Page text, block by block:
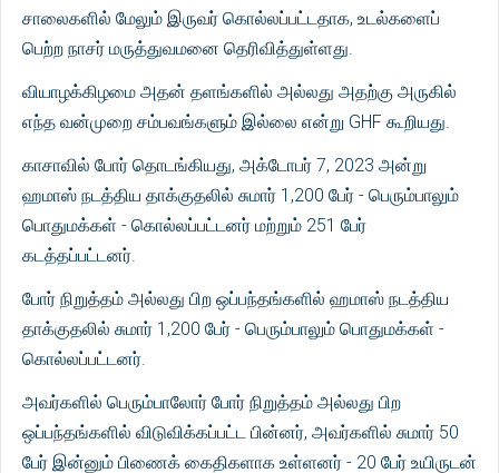
சாலைகளில் மேலும் இருவர் கொல்லப்பட்டதாக, உடல்களைப்
பெற்ற நாசர் மருத்துவமனை தெரிவித்துள்ளது.
வியாழக்கிழமை அதன் தளங்களில் அல்லது அதற்கு அருகில்
எந்த வன்முறை சம்பவங்களும் இல்லை என்று GHF கூறியது.
காசாவில் போர் தொடங்கியது, அக்டோபர் 7, 2023 அன்று
ஹமாஸ் நடத்திய தாக்குதலில் சுமார் 1,200 பேர் - பெரும்பாலும்
பொதுமக்கள் - கொல்லப்பட்டனர் மற்றும் 251 பேர்
கடத்தப்பட்டனர்.
போர் நிறுத்தம் அல்லது பிற ஒப்பந்தங்களில் ஹமாஸ் நடத்திய
தாக்குதலில் சுமார் 1,200 பேர் - பெரும்பாலும் பொதுமக்கள் -
கொல்லப்பட்டனர்.
அவர்களில் பெரும்பாலோர் போர் நிறுத்தம் அல்லது பிற
ஒப்பந்தங்களில் விடுவிக்கப்பட்ட பின்னர், அவர்களில் சுமார் 50
பேர் இன்னும் பிணைக் கைதிகளாக உள்ளனர் - 20 பேர் உயிருடன்